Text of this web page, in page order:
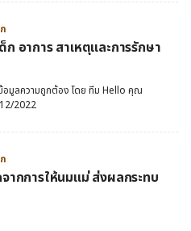
ก อาการ สาเหตุและการรักษา
มูลความถูกต้อง โดย ทีม Hello คุณ
2022
จากการให้นมแม่ ส่งผลกระทบ